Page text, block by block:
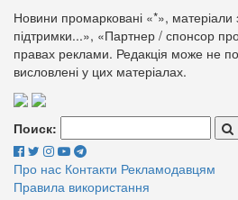
Новини промарковані «*», матеріали
підтримки...», «Партнер / спонсор
правах реклами. Редакція може не
висловлені у цих матеріалах.
Поиск:
Про нас Контакти Рекламодавцям
Правила використання